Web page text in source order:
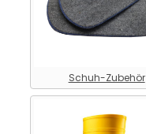
Schuh-Zubehör